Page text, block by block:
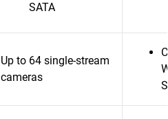
SATA
Up to 64 single-stream
cameras